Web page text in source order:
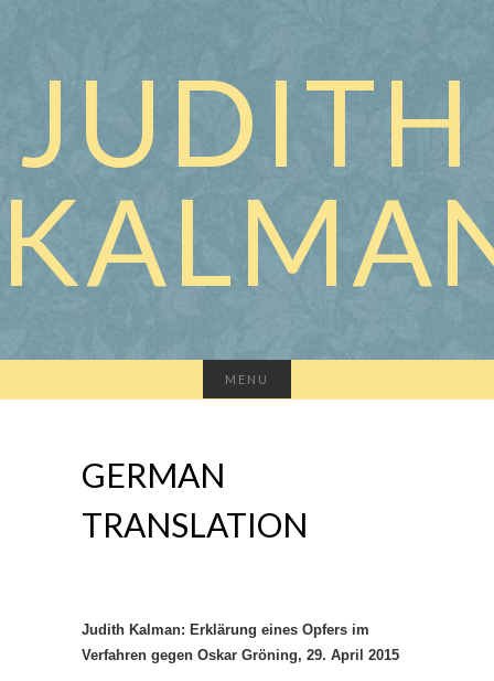
JUDITH
MENU
GERMAN
TRANSLATION
Judith Kalman: Erklärung eines Opfers im
Verfahren gegen Oskar Gröning, 29. April 2015